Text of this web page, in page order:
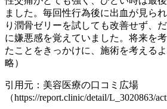
ました。毎回性行為後に出血が見ら
り潤骨ゼリーを試しても改善せず、
に嫌悪感を覚えていました。将来を
たことをきっかけに、施術を考える
略）
引用元：美容医療の口コミ広場
（https://report.clinic/detail/L_3020863/